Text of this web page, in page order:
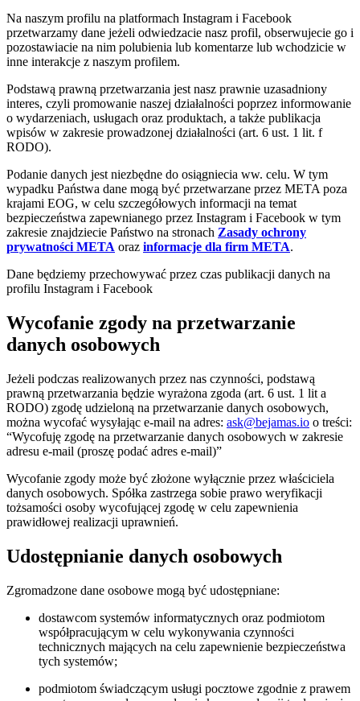
Na naszym profilu na platformach Instagram i Facebook
przetwarzamy dane jeżeli odwiedzacie nasz profil, obserwujecie go i
pozostawiacie na nim polubienia lub komentarze lub wchodzicie w
inne interakcje z naszym profilem.
Podstawą prawną przetwarzania jest nasz prawnie uzasadniony
interes, czyli promowanie naszej działalności poprzez informowanie
o wydarzeniach, usługach oraz produktach, a także publikacja
wpisów w zakresie prowadzonej działalności (art. 6 ust. 1 lit. f
RODO).
Podanie danych jest niezbędne do osiągniecia ww. celu. W tym
wypadku Państwa dane mogą być przetwarzane przez META poza
krajami EOG, w celu szczegółowych informacji na temat
bezpieczeństwa zapewnianego przez Instagram i Facebook w tym
zakresie znajdziecie Państwo na stronach Zasady ochrony
prywatności META oraz informacje dla firm META.
Dane będziemy przechowywać przez czas publikacji danych na
profilu Instagram i Facebook
Wycofanie zgody na przetwarzanie
danych osobowych
Jeżeli podczas realizowanych przez nas czynności, podstawą
prawną przetwarzania będzie wyrażona zgoda (art. 6 ust. 1 lit a
RODO) zgodę udzieloną na przetwarzanie danych osobowych,
można wycofać wysyłając e-mail na adres: ask@bejamas.io o treści:
“Wycofuję zgodę na przetwarzanie danych osobowych w zakresie
adresu e-mail (proszę podać adres e-mail)”
Wycofanie zgody może być złożone wyłącznie przez właściciela
danych osobowych. Spółka zastrzega sobie prawo weryfikacji
tożsamości osoby wycofującej zgodę w celu zapewnienia
prawidłowej realizacji uprawnień.
Udostępnianie danych osobowych
Zgromadzone dane osobowe mogą być udostępniane:
dostawcom systemów informatycznych oraz podmiotom
współpracującym w celu wykonywania czynności
technicznych mających na celu zapewnienie bezpieczeństwa
tych systemów;
podmiotom świadczącym usługi pocztowe zgodnie z prawem